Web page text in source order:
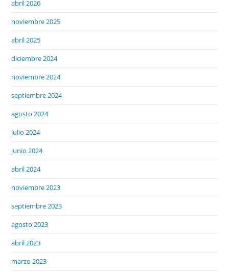
abril 2026
noviembre 2025
abril 2025
diciembre 2024
noviembre 2024
septiembre 2024
agosto 2024
julio 2024
junio 2024
abril 2024
noviembre 2023
septiembre 2023
agosto 2023
abril 2023
marzo 2023